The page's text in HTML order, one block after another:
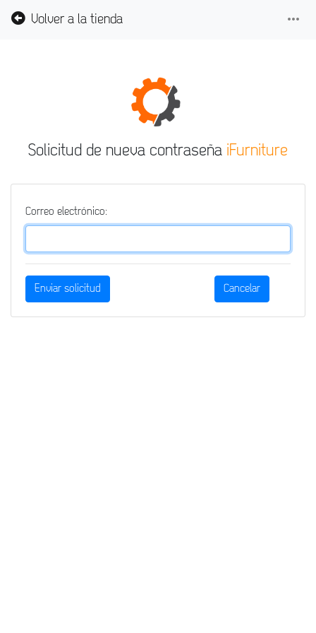
Volver a la tienda
Solicitud de nueva contraseña iFurniture
Correo electrónico:
Enviar solicitud
more_horiz